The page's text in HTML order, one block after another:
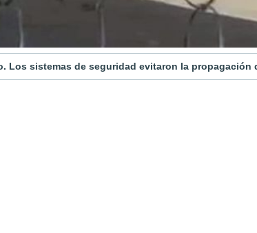
Los sistemas de seguridad evitaron la propagación